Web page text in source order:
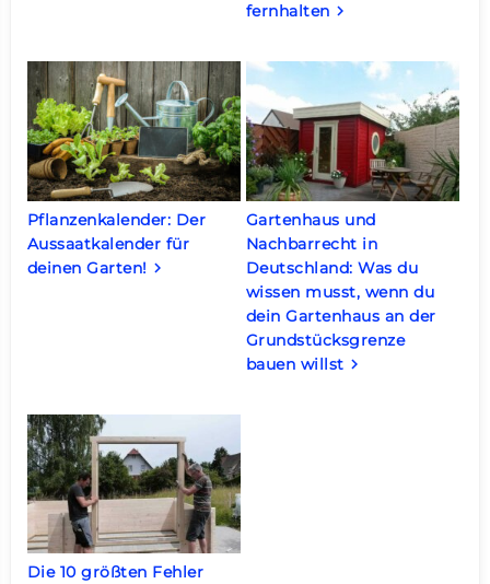
fernhalten keyboard_arrow_right
Pflanzenkalender: Der
Aussaatkalender für
deinen Garten! keyboard_arrow_right
Gartenhaus und
Nachbarrecht in
Deutschland: Was du
wissen musst, wenn du
dein Gartenhaus an der
Grundstücksgrenze
bauen willst keyboard_arrow_right
Die 10 größten Fehler